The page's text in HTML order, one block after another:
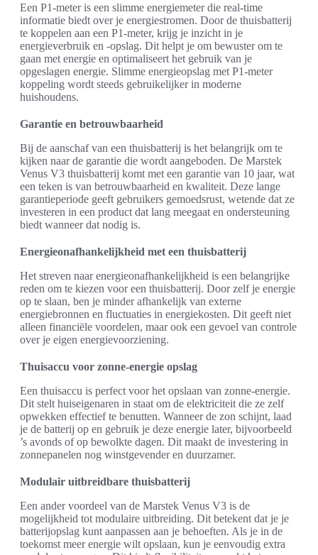
Een P1-meter is een slimme energiemeter die real-time
informatie biedt over je energiestromen. Door de thuisbatterij
te koppelen aan een P1-meter, krijg je inzicht in je
energieverbruik en -opslag. Dit helpt je om bewuster om te
gaan met energie en optimaliseert het gebruik van je
opgeslagen energie. Slimme energieopslag met P1-meter
koppeling wordt steeds gebruikelijker in moderne
huishoudens.
Garantie en betrouwbaarheid
Bij de aanschaf van een thuisbatterij is het belangrijk om te
kijken naar de garantie die wordt aangeboden. De Marstek
Venus V3 thuisbatterij komt met een garantie van 10 jaar, wat
een teken is van betrouwbaarheid en kwaliteit. Deze lange
garantieperiode geeft gebruikers gemoedsrust, wetende dat ze
investeren in een product dat lang meegaat en ondersteuning
biedt wanneer dat nodig is.
Energieonafhankelijkheid met een thuisbatterij
Het streven naar energieonafhankelijkheid is een belangrijke
reden om te kiezen voor een thuisbatterij. Door zelf je energie
op te slaan, ben je minder afhankelijk van externe
energiebronnen en fluctuaties in energiekosten. Dit geeft niet
alleen financiële voordelen, maar ook een gevoel van controle
over je eigen energievoorziening.
Thuisaccu voor zonne-energie opslag
Een thuisaccu is perfect voor het opslaan van zonne-energie.
Dit stelt huiseigenaren in staat om de elektriciteit die ze zelf
opwekken effectief te benutten. Wanneer de zon schijnt, laad
je de batterij op en gebruik je deze energie later, bijvoorbeeld
’s avonds of op bewolkte dagen. Dit maakt de investering in
zonnepanelen nog winstgevender en duurzamer.
Modulair uitbreidbare thuisbatterij
Een ander voordeel van de Marstek Venus V3 is de
mogelijkheid tot modulaire uitbreiding. Dit betekent dat je je
batterijopslag kunt aanpassen aan je behoeften. Als je in de
toekomst meer energie wilt opslaan, kun je eenvoudig extra